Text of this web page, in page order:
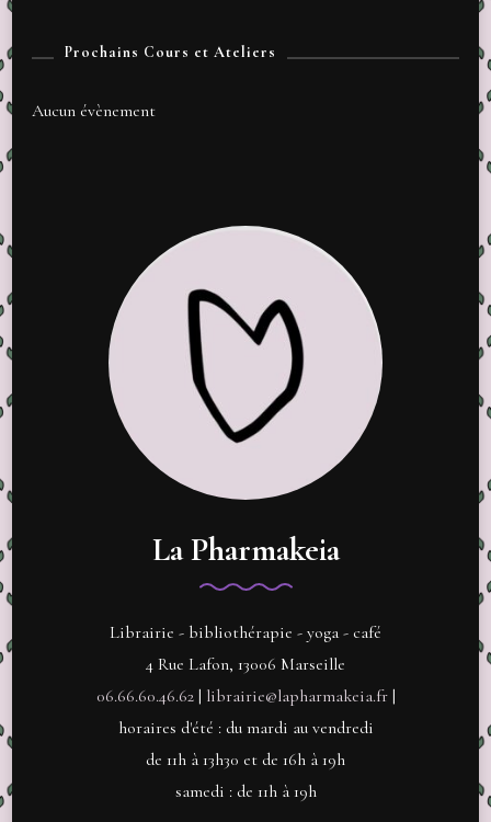
Prochains Cours et Ateliers
Aucun évènement
La Pharmakeia
Librairie - bibliothérapie - yoga - café
4 Rue Lafon, 13006 Marseille
06.66.60.46.62| librairie@lapharmakeia.fr|
horaires d'été : du mardi au vendredi
de 11h à 13h30 et de 16h à 19h
samedi : de 11h à 19h